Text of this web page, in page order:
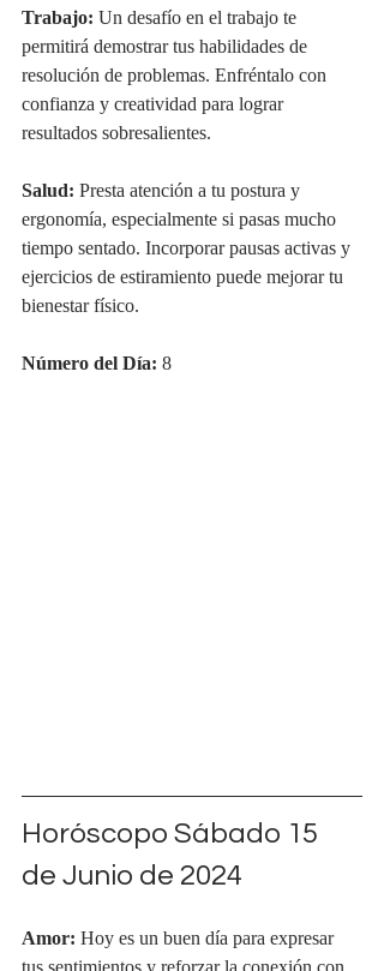
Trabajo: Un desafío en el trabajo te
permitirá demostrar tus habilidades de
resolución de problemas. Enfréntalo con
confianza y creatividad para lograr
resultados sobresalientes.
Salud: Presta atención a tu postura y
ergonomía, especialmente si pasas mucho
tiempo sentado. Incorporar pausas activas y
ejercicios de estiramiento puede mejorar tu
bienestar físico.
Número del Día: 8
Horóscopo Sábado 15
de Junio de 2024
Amor: Hoy es un buen día para expresar